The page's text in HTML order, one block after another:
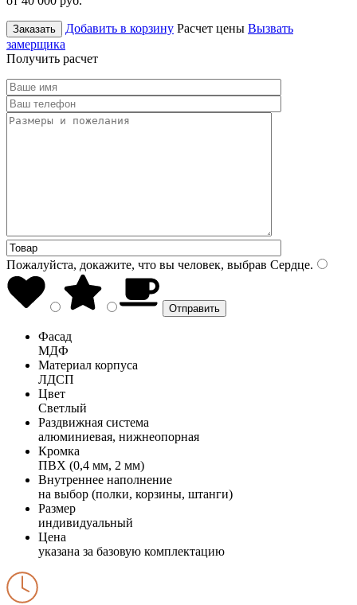
Заказать Добавить в корзину Расчет цены Вызвать
замерщика
Получить расчет
Пожалуйста, докажите, что вы человек, выбрав Сердце.
Фасад
МДФ
Материал корпуса
ЛДСП
Цвет
Светлый
Раздвижная система
алюминиевая, нижнеопорная
Кромка
ПВХ (0,4 мм, 2 мм)
Внутреннее наполнение
на выбор (полки, корзины, штанги)
Размер
индивидуальный
Цена
указана за базовую комплектацию